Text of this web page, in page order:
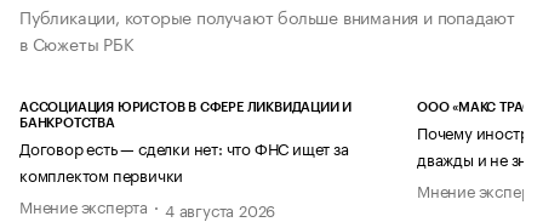
Публикации, которые получают больше внимания и попадают
в Сюжеты РБК
АССОЦИАЦИЯ ЮРИСТОВ В СФЕРЕ ЛИКВИДАЦИИ И
БАНКРОТСТВА
Договор есть — сделки нет: что ФНС ищет за
комплектом первички
Мнение эксперта
4 августа 2026
ООО «МАКС ТРАСТ»
Почему
дважды и не
Мнение